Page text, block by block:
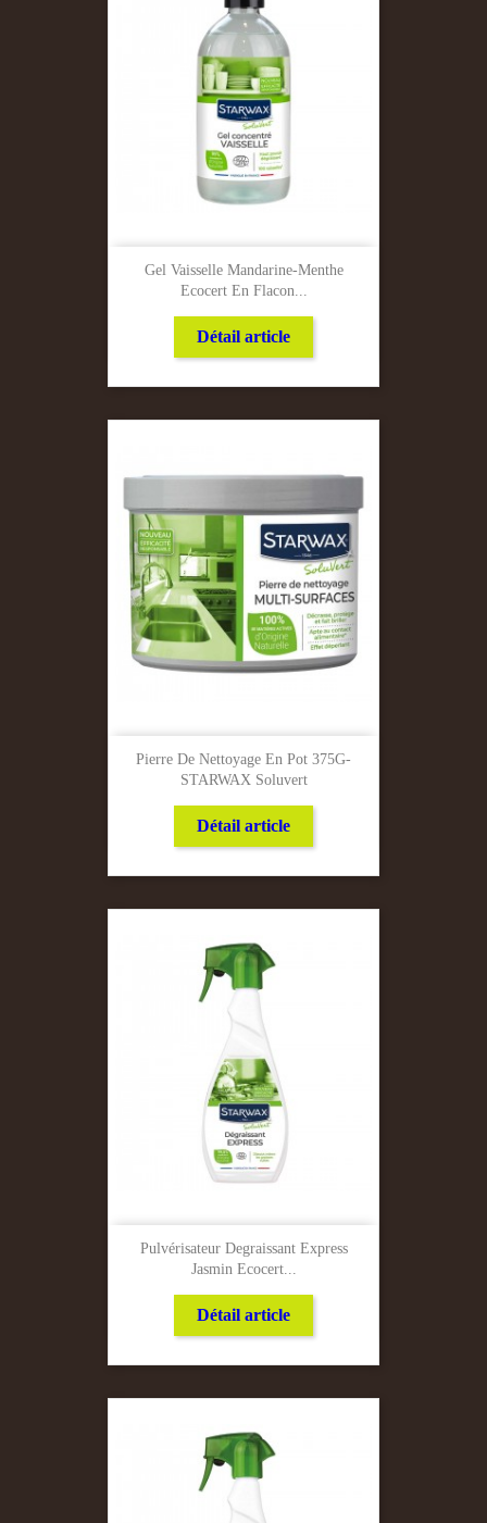
Gel Vaisselle Mandarine-Menthe
Ecocert En Flacon...
Détail article
Pierre De Nettoyage En Pot 375G-
STARWAX Soluvert
Détail article
Pulvérisateur Degraissant Express
Jasmin Ecocert...
Détail article